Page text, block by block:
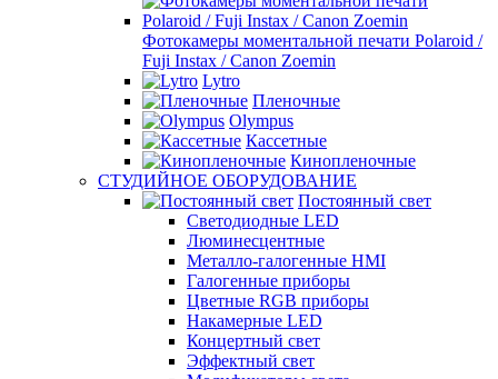
Фотокамеры моментальной печати Polaroid /
Fuji Instax / Canon Zoemin
Lytro
Пленочные
Olympus
Кассетные
Кинопленочные
СТУДИЙНОЕ ОБОРУДОВАНИЕ
Постоянный свет
Светодиодные LED
Люминесцентные
Металло-галогенные HMI
Галогенные приборы
Цветные RGB приборы
Накамерные LED
Концертный свет
Эффектный свет